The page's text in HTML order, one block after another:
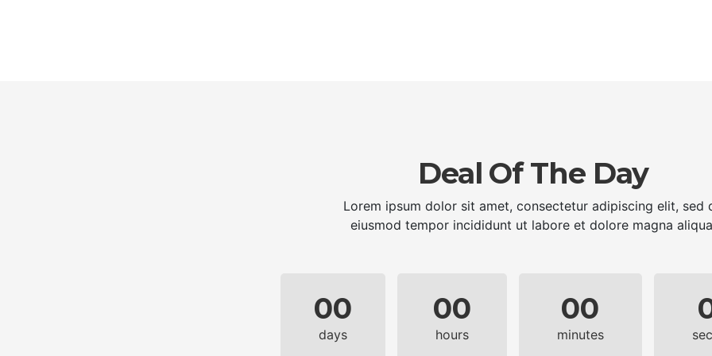
Deal Of The Day
Lorem ipsum dolor sit amet, consectetur adipiscing elit, sed
eiusmod tempor incididunt ut labore et dolore magna
00
days
00
hours
00
minutes